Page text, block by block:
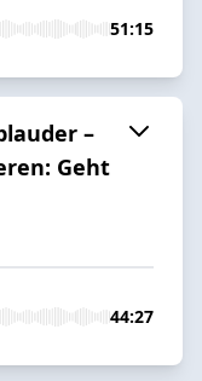
51:15
–
Geht
44:27